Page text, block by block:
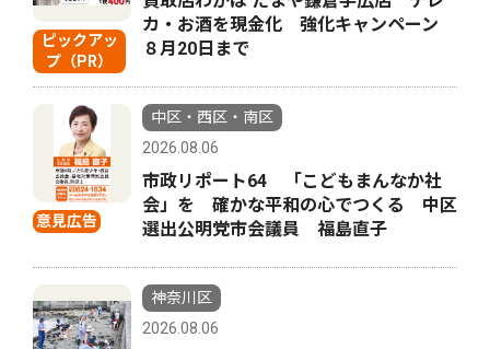
ピックアッ
プ（PR）
カ・お酒を現金化 強化キャンペーン
８月20日まで
意見広告
中区・西区・南区
2026.08.06
市政リポート64 「こどもまんなか社
会」を 確かな平和の心でつくる 中区
選出公明党市会議員 福島直子
神奈川区
2026.08.06